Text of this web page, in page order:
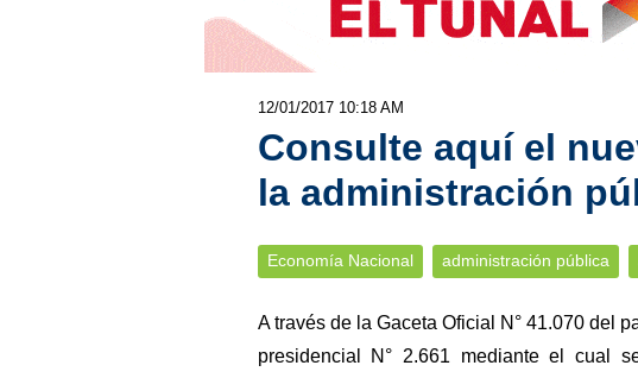
12/01/2017 10:18 AM
Consulte aquí el
la administración
Economía Nacional administración pública
A través de la Gaceta Oficial N° 41.070 del
presidencial N° 2.661 mediante el cual